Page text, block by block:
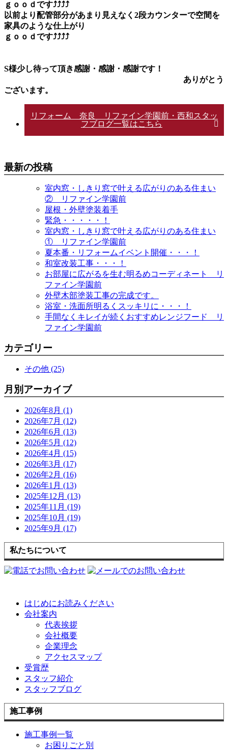
ｇｏｏｄです⤴⤴⤴⤴
以前より配管部分があまり見えなく2段カウンターで空間を
家具のような仕上がり
ｇｏｏｄです⤴⤴⤴⤴
S様少し待って頂き感謝・感謝・感謝です！
ありがとう
ございます。
リフォーム 奈良 リファイン学園前・西和スタッ
フブログ一覧はこちら
最新の投稿
室内窓・しきり窓で叶える広がりのある住まい
② リファイン学園前
屋根・外壁塗装着手
緊急・・・・・！
室内窓・しきり窓で叶える広がりのある住まい
① リファイン学園前
夏本番・リフォームイベント開催・・・！
和室改装工事・・・！
お部屋に広がるを生む明るめコーディネート リ
ファイン学園前
外壁木部塗装工事の完成です。
浴室・洗面所明るくスッキリに・・・！
手間なくキレイが続くおすすめレンジフード リ
ファイン学園前
カテゴリー
その他 (25)
月別アーカイブ
2026年8月 (1)
2026年7月 (12)
2026年6月 (13)
2026年5月 (12)
2026年4月 (15)
2026年3月 (17)
2026年2月 (16)
2026年1月 (13)
2025年12月 (13)
2025年11月 (19)
2025年10月 (19)
2025年9月 (17)
私たちについて
はじめにお読みください
会社案内
代表挨拶
会社概要
企業理念
アクセスマップ
受賞歴
スタッフ紹介
スタッフブログ
施工事例
施工事例一覧
お困りごと別